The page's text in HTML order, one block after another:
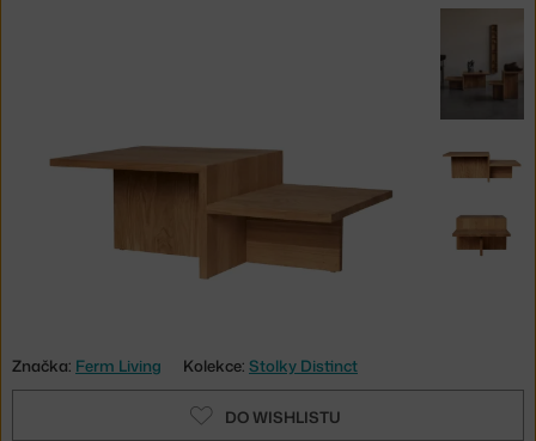
Značka: Ferm Living Kolekce: Stolky Distinct
DO WISHLISTU